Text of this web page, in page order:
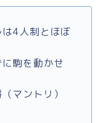
4人制とほぼ
駒を動かせ
マントリ）